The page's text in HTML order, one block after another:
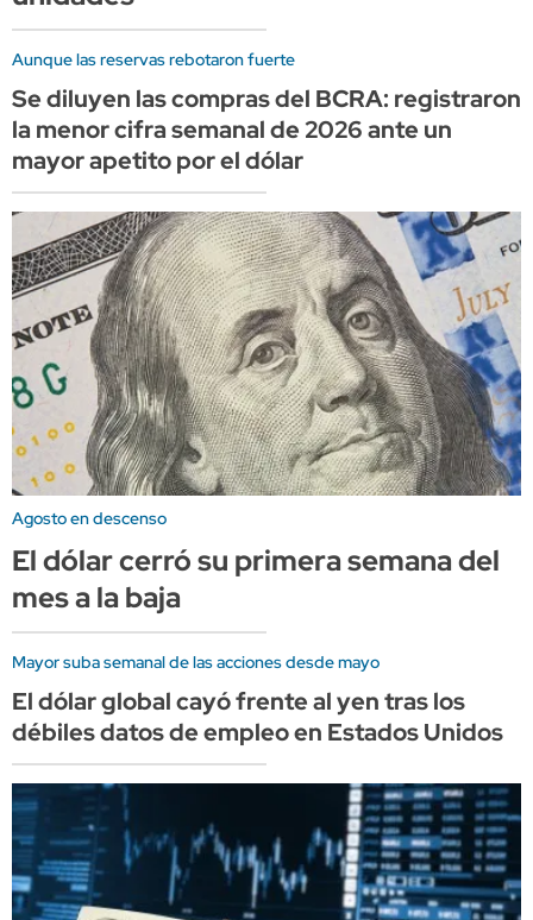
Aunque las reservas rebotaron fuerte
Se diluyen las compras del BCRA: registraron
la menor cifra semanal de 2026 ante un
mayor apetito por el dólar
Agosto en descenso
El dólar cerró su primera semana del
mes a la baja
Mayor suba semanal de las acciones desde mayo
El dólar global cayó frente al yen tras los
débiles datos de empleo en Estados Unidos